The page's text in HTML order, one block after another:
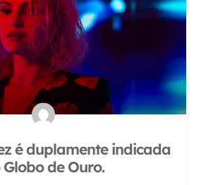
é duplamente indicada
de Ouro.